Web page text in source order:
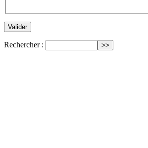
Rechercher :